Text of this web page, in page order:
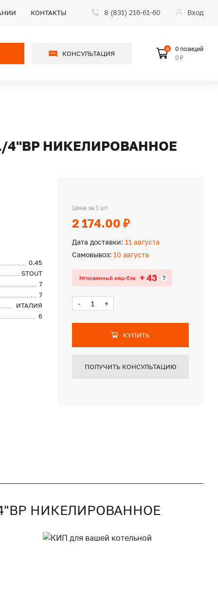
КОНТАКТЫ 8 (831) 216-61-60 Вход
КОНСУЛЬТАЦИЯ
0
0 позиций
0 ₽
4"ВР НИКЕЛИРОВАННОЕ
0.45
STOUT
7
7
ИТАЛИЯ
6
Цена за 1 шт
2 174.00 ₽
Дата доставки: 11 августа
Самовывоз: 10 августа
Мгновенный кеш-бэк + 43 ?
- +
КУПИТЬ
ПОЛУЧИТЬ КОНСУЛЬТАЦИЮ
НИКЕЛИРОВАННОЕ